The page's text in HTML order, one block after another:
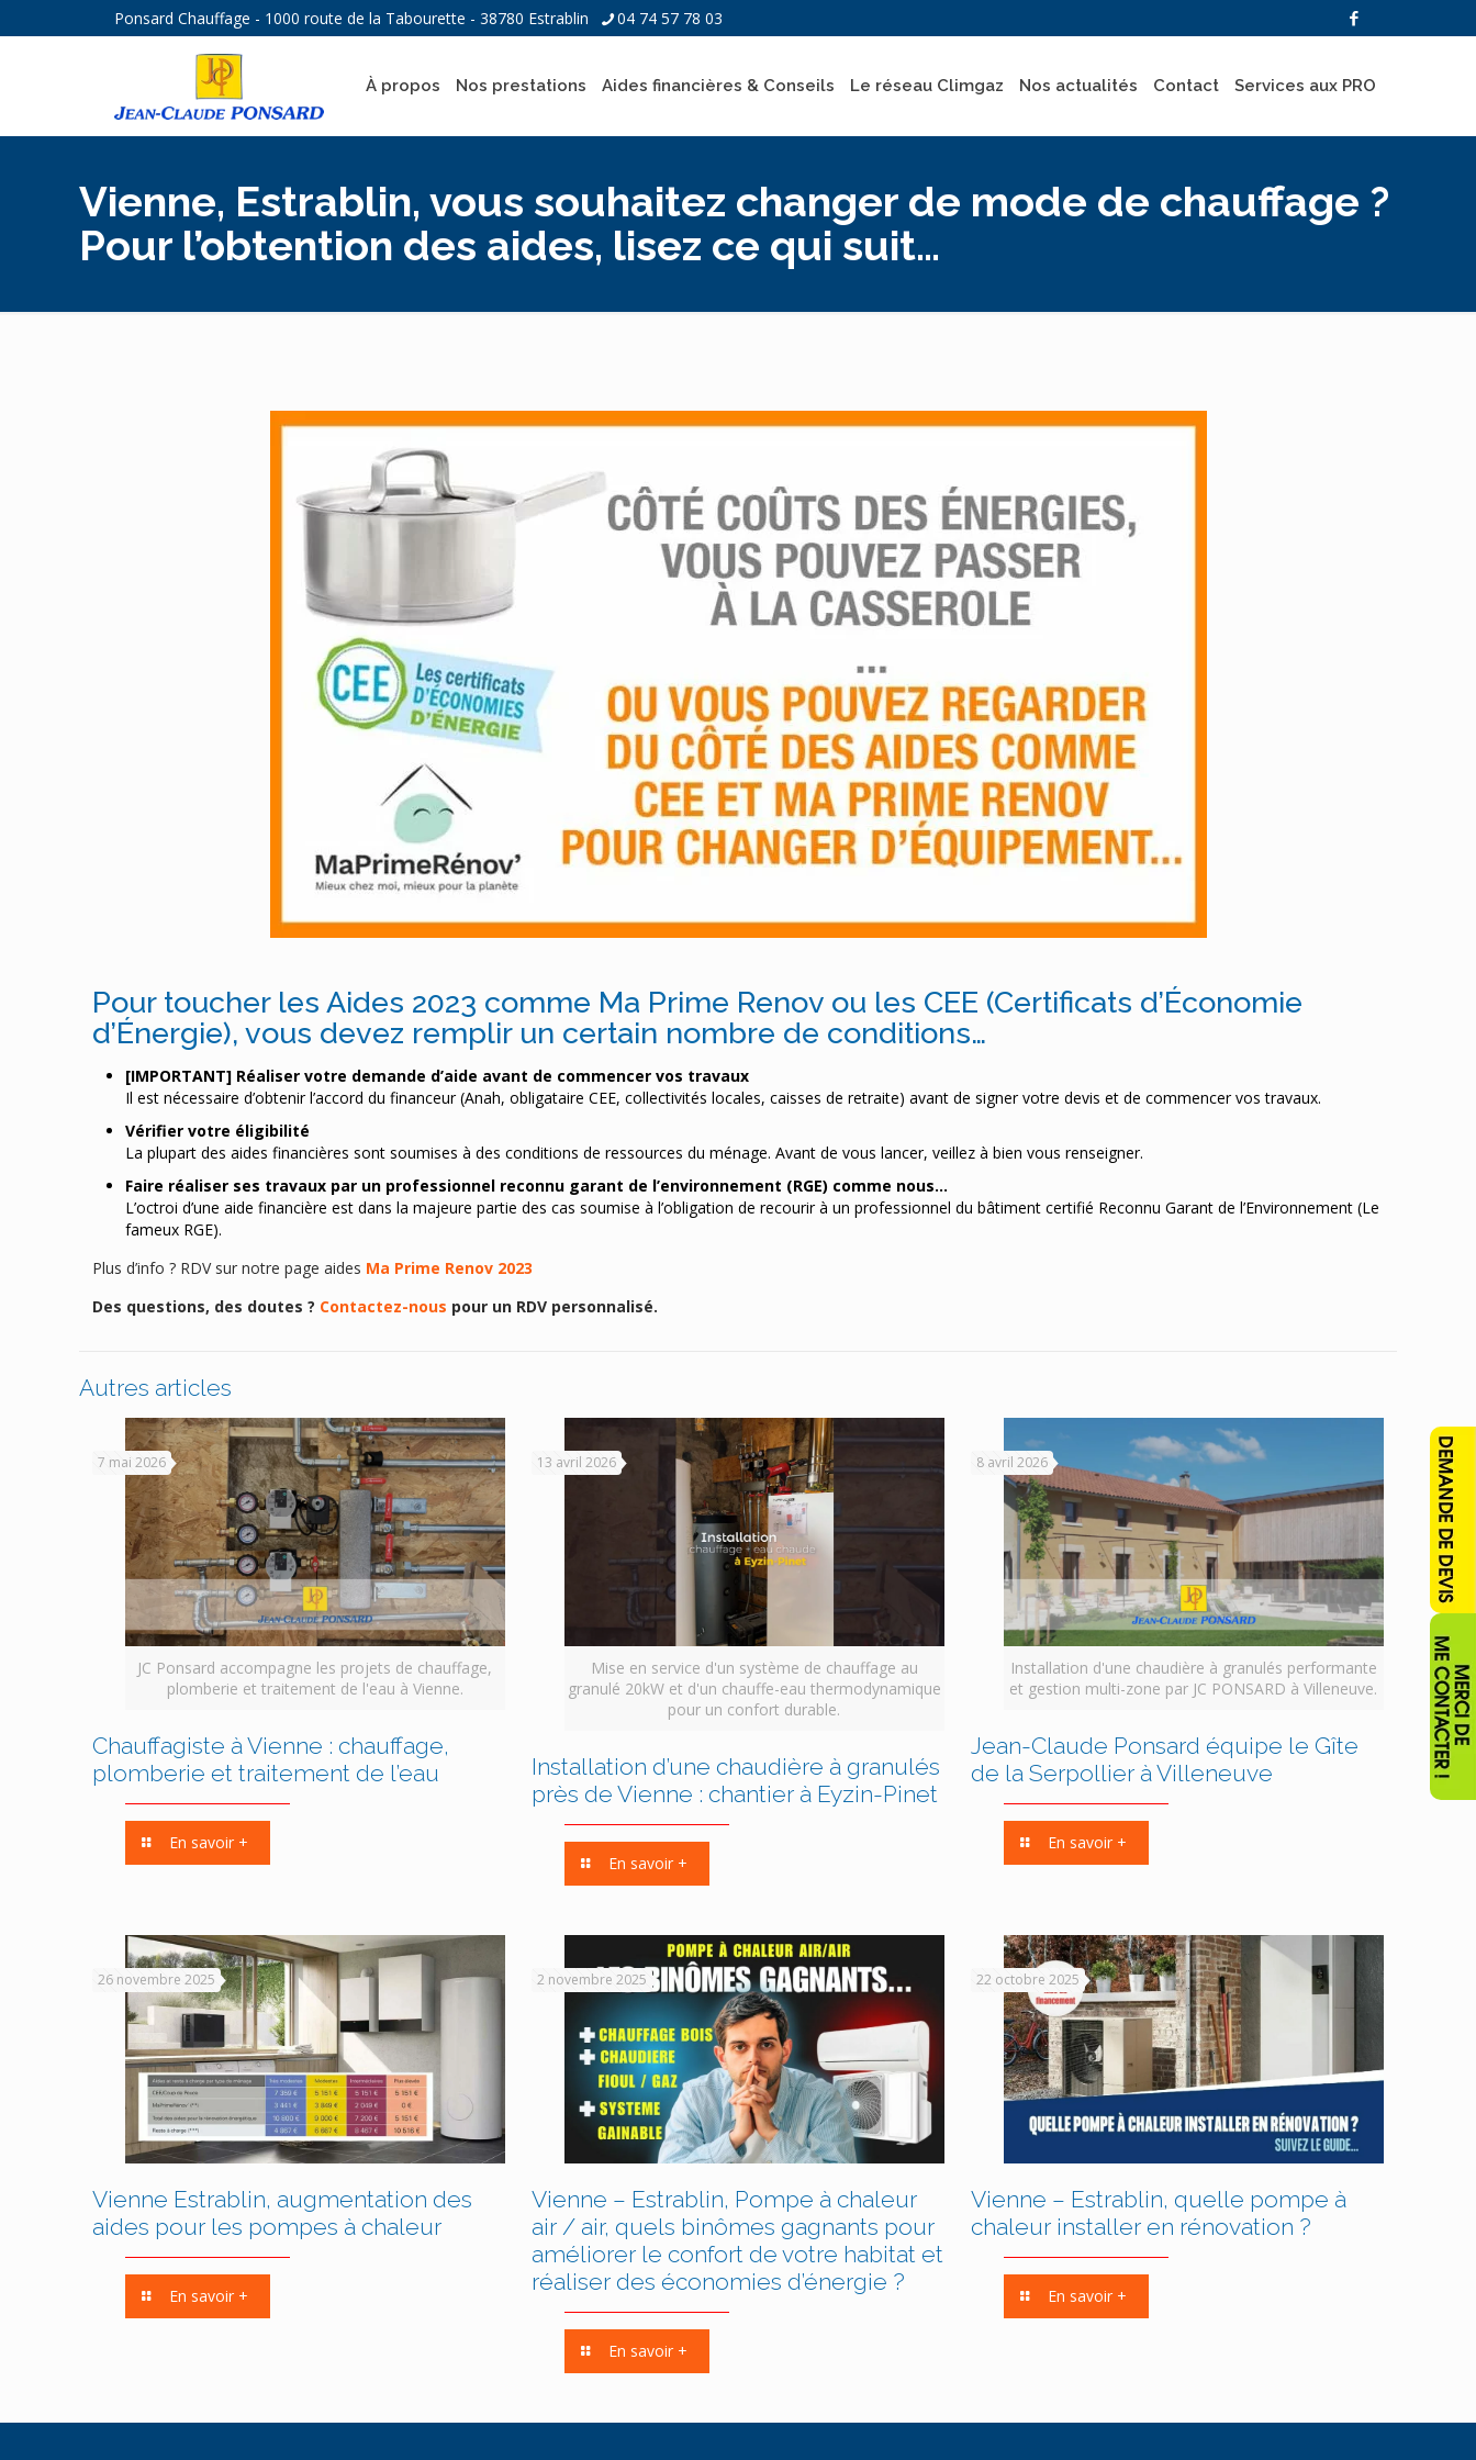
Ponsard Chauffage - 1000 route de la Tabourette - 38780 Estrablin 04 74 57 78 03
À propos Nos prestations Aides financières & Conseils Le réseau Climgaz Nos actualités Contact Services aux PRO
Vienne, Estrablin, vous souhaitez changer de mode de chauffage ?
Pour l’obtention des aides, lisez ce qui suit…
Pour toucher les Aides 2023 comme Ma Prime Renov ou les CEE (Certificats d’Économie
d’Énergie), vous devez remplir un certain nombre de conditions…
[IMPORTANT] Réaliser votre demande d’aide avant de commencer vos travaux
Il est nécessaire d’obtenir l’accord du financeur (Anah, obligataire CEE, collectivités locales, caisses de retraite) avant de signer votre devis et de commencer vos travaux.
Vérifier votre éligibilité
La plupart des aides financières sont soumises à des conditions de ressources du ménage. Avant de vous lancer, veillez à bien vous renseigner.
Faire réaliser ses travaux par un professionnel reconnu garant de l’environnement (RGE) comme nous…
L’octroi d’une aide financière est dans la majeure partie des cas soumise à l’obligation de recourir à un professionnel du bâtiment certifié Reconnu Garant de l’Environnement (Le
fameux RGE).
Plus d’info ? RDV sur notre page aides Ma Prime Renov 2023
Des questions, des doutes ? Contactez-nous pour un RDV personnalisé.
Autres articles
JC Ponsard accompagne les projets de chauffage,
plomberie et traitement de l'eau à Vienne.
7 mai 2026
Chauffagiste à Vienne : chauffage,
plomberie et traitement de l’eau
En savoir +
Mise en service d'un système de chauffage au
granulé 20kW et d'un chauffe-eau thermodynamique
pour un confort durable.
13 avril 2026
Installation d’une chaudière à granulés
près de Vienne : chantier à Eyzin-Pinet
En savoir +
Installation d'une chaudière à granulés performante
et gestion multi-zone par JC PONSARD à Villeneuve.
8 avril 2026
Jean-Claude Ponsard équipe le Gîte
de la Serpollier à Villeneuve
En savoir +
26 novembre 2025
Vienne Estrablin, augmentation des
aides pour les pompes à chaleur
En savoir +
2 novembre 2025
Vienne – Estrablin, Pompe à chaleur
air / air, quels binômes gagnants pour
améliorer le confort de votre habitat et
réaliser des économies d’énergie ?
En savoir +
22 octobre 2025
Vienne – Estrablin, quelle pompe à
chaleur installer en rénovation ?
En savoir +